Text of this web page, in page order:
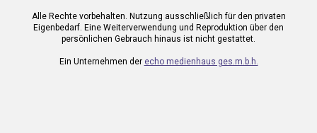
Alle Rechte vorbehalten. Nutzung ausschließlich für den privaten
Eigenbedarf. Eine Weiterverwendung und Reproduktion über den
persönlichen Gebrauch hinaus ist nicht gestattet.
Ein Unternehmen der echo medienhaus ges.m.b.h.